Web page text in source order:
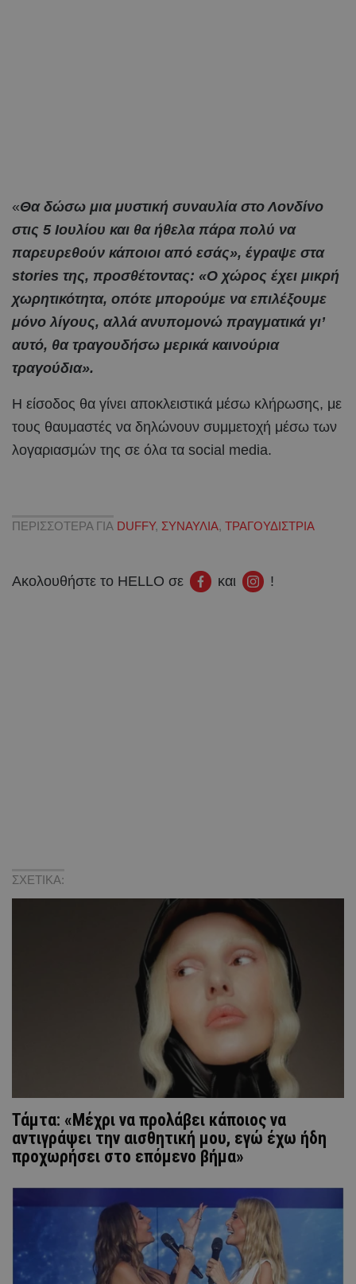
«Θα δώσω μια μυστική συναυλία στο Λονδίνο
στις 5 Ιουλίου και θα ήθελα πάρα πολύ να
παρευρεθούν κάποιοι από εσάς», έγραψε στα
stories της, προσθέτοντας: «Ο χώρος έχει μικρή
χωρητικότητα, οπότε μπορούμε να επιλέξουμε
μόνο λίγους, αλλά ανυπομονώ πραγματικά γι’
αυτό, θα τραγουδήσω μερικά καινούρια
τραγούδια».
Η είσοδος θα γίνει αποκλειστικά μέσω κλήρωσης, με
τους θαυμαστές να δηλώνουν συμμετοχή μέσω των
λογαριασμών της σε όλα τα social media.
ΠΕΡΙΣΣΟΤΕΡΑ ΓΙΑ DUFFY, ΣΥΝΑΥΛΙΑ, ΤΡΑΓΟΥΔΙΣΤΡΙΑ
Ακολουθήστε το HELLO σε και !
ΣΧΕΤΙΚΑ:
Τάμτα: «Μέχρι να προλάβει κάποιος να
αντιγράψει την αισθητική μου, εγώ έχω ήδη
προχωρήσει στο επόμενο βήμα»